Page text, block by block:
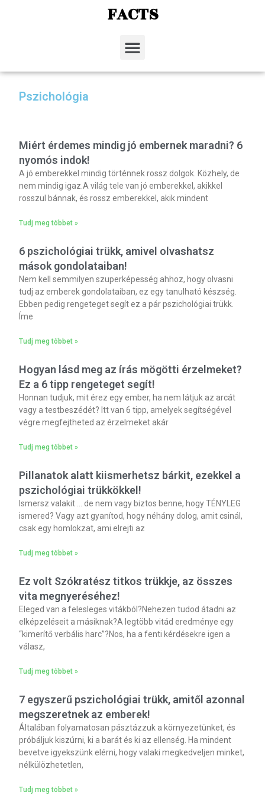
FACTS
Pszichológia
Miért érdemes mindig jó embernek maradni? 6
nyomós indok!
A jó emberekkel mindig történnek rossz dolgok. Közhely, de
nem mindig igaz.A világ tele van jó emberekkel, akikkel
rosszul bánnak, és rossz emberekkel, akik mindent
Tudj meg többet »
6 pszichológiai trükk, amivel olvashatsz
mások gondolataiban!
Nem kell semmilyen szuperképesség ahhoz, hogy olvasni
tudj az emberek gondolataiban, ez egy tanulható készség.
Ebben pedig rengeteget segít ez a pár pszichológiai trükk.
Íme
Tudj meg többet »
Hogyan lásd meg az írás mögötti érzelmeket?
Ez a 6 tipp rengeteget segít!
Honnan tudjuk, mit érez egy ember, ha nem látjuk az arcát
vagy a testbeszédét? Itt van 6 tipp, amelyek segítségével
végre megfejtheted az érzelmeket akár
Tudj meg többet »
Pillanatok alatt kiismerhetsz bárkit, ezekkel a
pszichológiai trükkökkel!
Ismersz valakit … de nem vagy biztos benne, hogy TÉNYLEG
ismered? Vagy azt gyanítod, hogy néhány dolog, amit csinál,
csak egy homlokzat, ami elrejti az
Tudj meg többet »
Ez volt Szókratész titkos trükkje, az összes
vita megnyeréséhez!
Eleged van a felesleges vitákból?Nehezen tudod átadni az
elképzeléseit a másiknak?A legtöbb vitád eredménye egy
“kimerítő verbális harc”?Nos, ha a fenti kérdésekre igen a
válasz,
Tudj meg többet »
7 egyszerű pszichológiai trükk, amitől azonnal
megszeretnek az emberek!
Általában folyamatosan pásztázzuk a környezetünket, és
próbáljuk kiszúrni, ki a barát és ki az ellenség. Ha mindent
bevetve igyekszünk elérni, hogy valaki megkedveljen minket,
nélkülözhetetlen,
Tudj meg többet »